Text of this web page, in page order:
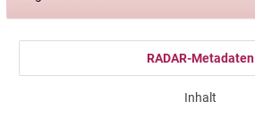
RADAR-Metadaten
Inhalt